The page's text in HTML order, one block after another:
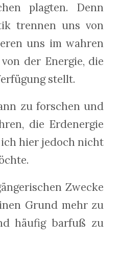
plagten. Denn
trennen uns von
uns im wahren
der Energie, die
stellt.
zu forschen und
die Erdenergie
hier jedoch nicht
Zwecke
Grund mehr zu
häufig barfuß zu